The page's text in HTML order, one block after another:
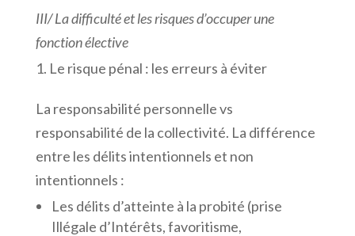
III/Ladifficultéetlesrisquesd’occuperune
fonctionélective
Le risque pénal : les erreurs à éviter
La responsabilité personnelle vs
responsabilité de la collectivité. La différence
entre les délits intentionnels et non
intentionnels :
Les délits d’atteinte à la probité (prise
Illégale d’Intérêts, favoritisme,